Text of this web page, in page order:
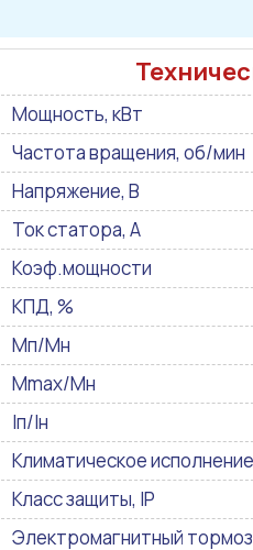
Мощность, кВт
Частота вращения, об/мин
Напряжение, В
Ток статора, А
Коэф.мощности
КПД, %
Мп/Мн
Mmax/Mн
Iп/Iн
Климатическое исполнение
Класс защиты, IP
Электромагнитный тормоз